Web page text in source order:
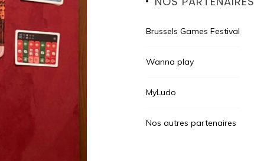
Brussels Games Festival
Wanna play
MyLudo
Nos autres partenaires